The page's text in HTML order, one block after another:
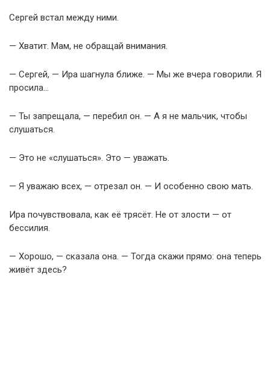
Сергей встал между ними.
— Хватит. Мам, не обращай внимания.
— Сергей, — Ира шагнула ближе. — Мы же вчера говорили. Я
просила…
— Ты запрещала, — перебил он. — А я не мальчик, чтобы
слушаться.
— Это не «слушаться». Это — уважать.
— Я уважаю всех, — отрезал он. — И особенно свою мать.
Ира почувствовала, как её трясёт. Не от злости — от
бессилия.
— Хорошо, — сказала она. — Тогда скажи прямо: она теперь
живёт здесь?